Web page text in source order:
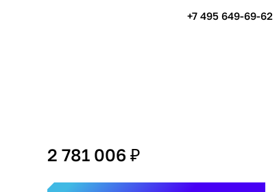
+7 495 649-69-62
2 781 006 ₽